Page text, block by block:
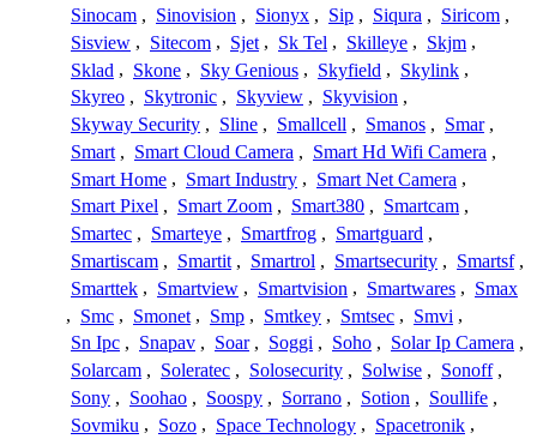
Sinocam , Sinovision , Sionyx , Sip , Siqura , Siricom ,
Sisview , Sitecom , Sjet , Sk Tel , Skilleye , Skjm ,
Sklad , Skone , Sky Genious , Skyfield , Skylink ,
Skyreo , Skytronic , Skyview , Skyvision ,
Skyway Security , Sline , Smallcell , Smanos , Smar ,
Smart , Smart Cloud Camera , Smart Hd Wifi Camera ,
Smart Home , Smart Industry , Smart Net Camera ,
Smart Pixel , Smart Zoom , Smart380 , Smartcam ,
Smartec , Smarteye , Smartfrog , Smartguard ,
Smartiscam , Smartit , Smartrol , Smartsecurity , Smartsf ,
Smarttek , Smartview , Smartvision , Smartwares , Smax
, Smc , Smonet , Smp , Smtkey , Smtsec , Smvi ,
Sn Ipc , Snapav , Soar , Soggi , Soho , Solar Ip Camera ,
Solarcam , Soleratec , Solosecurity , Solwise , Sonoff ,
Sony , Soohao , Soospy , Sorrano , Sotion , Soullife ,
Sovmiku , Sozo , Space Technology , Spacetronik ,